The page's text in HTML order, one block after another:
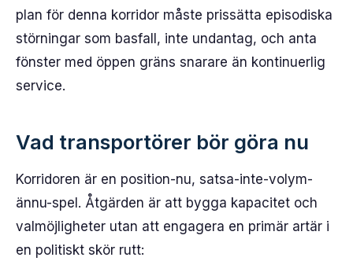
plan för denna korridor måste prissätta episodiska
störningar som basfall, inte undantag, och anta
fönster med öppen gräns snarare än kontinuerlig
service.
Vad transportörer bör göra nu
Korridoren är en position-nu, satsa-inte-volym-
ännu-spel. Åtgärden är att bygga kapacitet och
valmöjligheter utan att engagera en primär artär i
en politiskt skör rutt: